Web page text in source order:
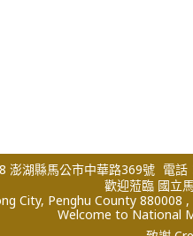
澎湖縣馬公市中華路369號 電話
歡迎蒞臨 國立
City, Penghu County 880008 ,
Welcome to National